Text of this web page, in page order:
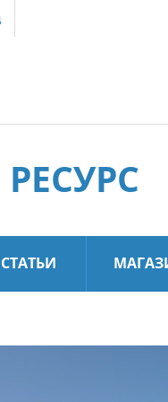
СТАТЬИ